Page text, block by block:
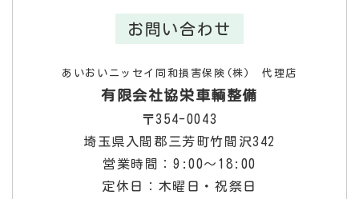
お問い合わせ
あいおいニッセイ同和損害保険(株) 代理店
有限会社協栄車輌整備
〒354-0043
埼玉県入間郡三芳町竹間沢342
営業時間：9:00～18:00
定休日：木曜日・祝祭日